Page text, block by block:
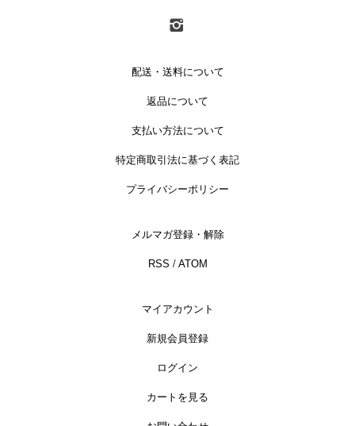
配送・送料について
返品について
支払い方法について
特定商取引法に基づく表記
プライバシーポリシー
メルマガ登録・解除
RSS / ATOM
マイアカウント
新規会員登録
ログイン
カートを見る